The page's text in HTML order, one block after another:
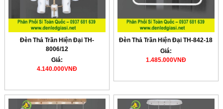
Đèn Thả Trần Hiện Đại TH-
8006/12
Giá:
4.140.000VNĐ
Đèn Thả Trần Hiện Đại TH-842-18
Giá:
1.485.000VNĐ